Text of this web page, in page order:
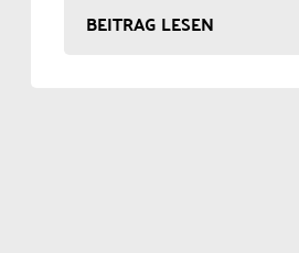
BEITRAG LESEN